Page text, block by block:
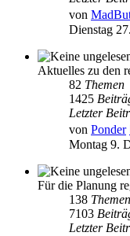
von
Dienstag
Aktuelles zu den
82 Themen
1425
Letzter
von Ponder
Montag 9.
Für die Planung
138 Themen
7103
Letzter